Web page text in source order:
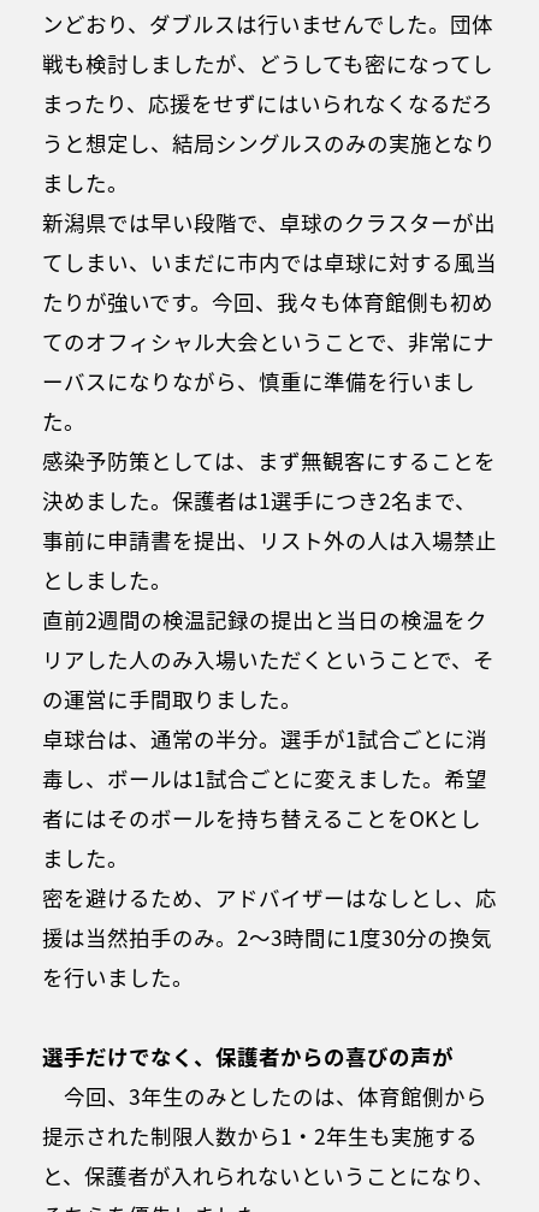
ンどおり、ダブルスは行いませんでした。団体
戦も検討しましたが、どうしても密になってし
まったり、応援をせずにはいられなくなるだろ
うと想定し、結局シングルスのみの実施となり
ました。
新潟県では早い段階で、卓球のクラスターが出
てしまい、いまだに市内では卓球に対する風当
たりが強いです。今回、我々も体育館側も初め
てのオフィシャル大会ということで、非常にナ
ーバスになりながら、慎重に準備を行いまし
た。
感染予防策としては、まず無観客にすることを
決めました。保護者は1選手につき2名まで、
事前に申請書を提出、リスト外の人は入場禁止
としました。
直前2週間の検温記録の提出と当日の検温をク
リアした人のみ入場いただくということで、そ
の運営に手間取りました。
卓球台は、通常の半分。選手が1試合ごとに消
毒し、ボールは1試合ごとに変えました。希望
者にはそのボールを持ち替えることをOKとし
ました。
密を避けるため、アドバイザーはなしとし、応
援は当然拍手のみ。2～3時間に1度30分の換気
を行いました。
選手だけでなく、保護者からの喜びの声が
今回、3年生のみとしたのは、体育館側から
提示された制限人数から1・2年生も実施する
と、保護者が入れられないということになり、